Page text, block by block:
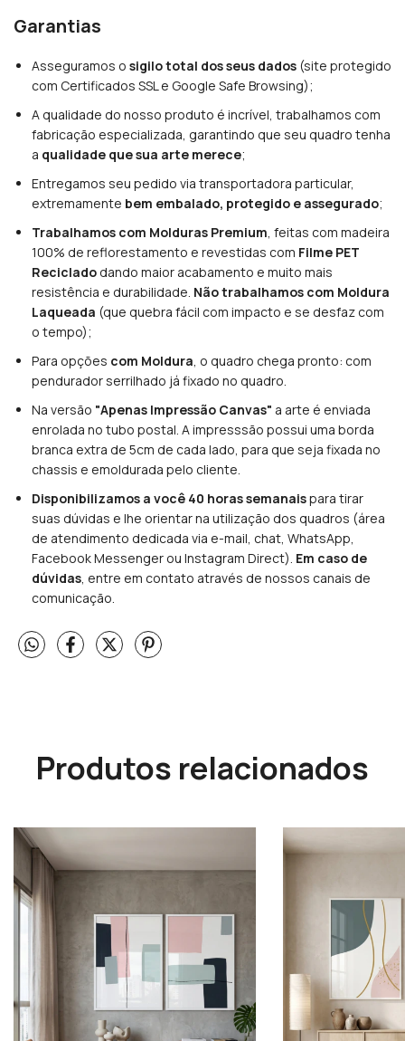
Garantias
Asseguramos o sigilo total dos seus dados (site protegido
com Certificados SSL e Google Safe Browsing);
A qualidade do nosso produto é incrível, trabalhamos com
fabricação especializada, garantindo que seu quadro tenha
a qualidade que sua arte merece;
Entregamos seu pedido via transportadora particular,
extremamente bem embalado, protegido e assegurado;
Trabalhamos com Molduras Premium, feitas com madeira
100% de reflorestamento e revestidas com Filme PET
Reciclado dando maior acabamento e muito mais
resistência e durabilidade. Não trabalhamos com Moldura
Laqueada (que quebra fácil com impacto e se desfaz com
o tempo);
Para opções com Moldura, o quadro chega pronto: com
pendurador serrilhado já fixado no quadro.
Na versão "Apenas Impressão Canvas" a arte é enviada
enrolada no tubo postal. A impresssão possui uma borda
branca extra de 5cm de cada lado, para que seja fixada no
chassis e emoldurada pelo cliente.
Disponibilizamos a você 40 horas semanaispara tirar
suas dúvidas e lhe orientar na utilização dos quadros (área
de atendimento dedicada via e-mail, chat, WhatsApp,
Facebook Messenger ou Instagram Direct). Em caso de
dúvidas, entre em contato através de nossos canais de
comunicação.
Produtos relacionados